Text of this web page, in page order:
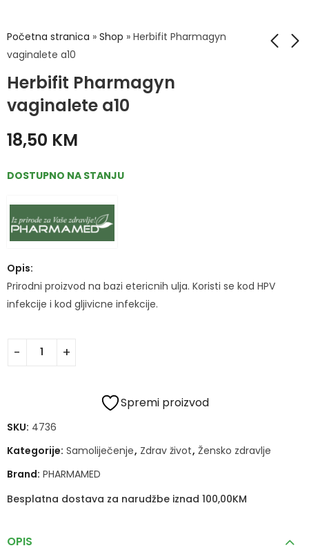
Početna stranica » Shop » Herbifit Pharmagyn
vaginalete a10
Herbifit Pharmagyn
vaginalete a10
18,50 KM
DOSTUPNO NA STANJU
Opis:
Prirodni proizvod na bazi etericnih ulja. Koristi se kod HPV
infekcije i kod gljivicne infekcije.
Spremi proizvod
SKU: 4736
Kategorije: Samoliječenje, Zdrav život, Žensko zdravlje
Brand: PHARMAMED
Besplatna dostava za narudžbe iznad 100,00KM
OPIS